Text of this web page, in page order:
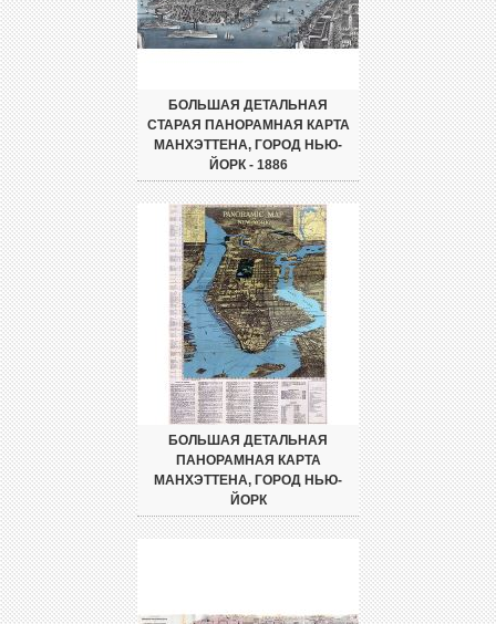
БОЛЬШАЯ ДЕТАЛЬНАЯ
СТАРАЯ ПАНОРАМНАЯ КАРТА
МАНХЭТТЕНА, ГОРОД НЬЮ-
ЙОРК - 1886
БОЛЬШАЯ ДЕТАЛЬНАЯ
ПАНОРАМНАЯ КАРТА
МАНХЭТТЕНА, ГОРОД НЬЮ-
ЙОРК